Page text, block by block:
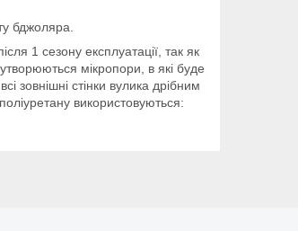
бджоляра.
1 сезону експлуатації, так як
мікропори, в які буде
зовнішні стінки вулика дрібним
використовуються: